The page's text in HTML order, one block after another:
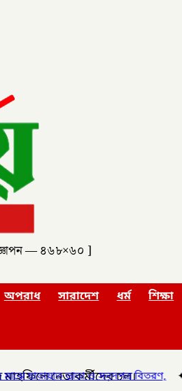
— ৪৬৮×৬০ ]
অপরাধ সারাদেশ ধর্ম শিক্ষা
বিতরণ,✦লালমনিরহাটে
নেতাকর্মীদের ঢল।